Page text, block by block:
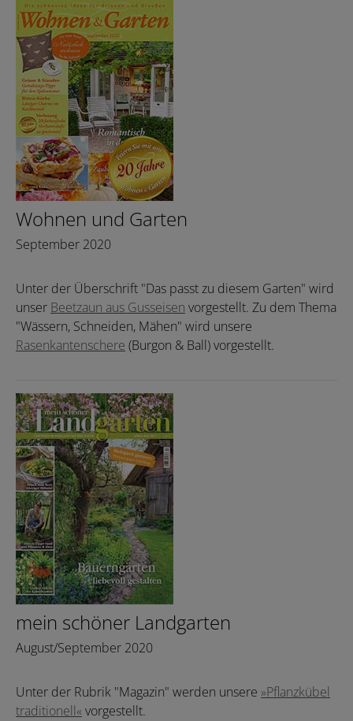
Wohnen und Garten
September 2020
Unter der Überschrift "Das passt zu diesem Garten" wird
unser Beetzaun aus Gusseisen vorgestellt. Zu dem Thema
"Wässern, Schneiden, Mähen" wird unsere
Rasenkantenschere (Burgon & Ball) vorgestellt.
mein schöner Landgarten
August/September 2020
Unter der Rubrik "Magazin" werden unsere »Pflanzkübel
traditionell« vorgestellt.